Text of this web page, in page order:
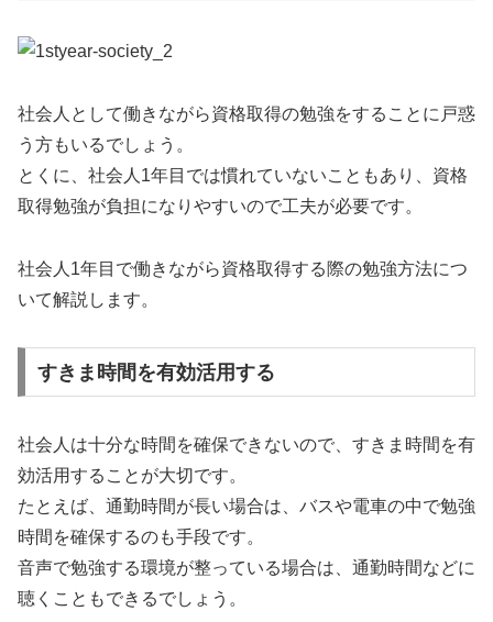
社会人として働きながら資格取得の勉強をすることに戸惑
う方もいるでしょう。
とくに、社会人1年目では慣れていないこともあり、資格
取得勉強が負担になりやすいので工夫が必要です。
社会人1年目で働きながら資格取得する際の勉強方法につ
いて解説します。
すきま時間を有効活用する
社会人は十分な時間を確保できないので、すきま時間を有
効活用することが大切です。
たとえば、通勤時間が長い場合は、バスや電車の中で勉強
時間を確保するのも手段です。
音声で勉強する環境が整っている場合は、通勤時間などに
聴くこともできるでしょう。